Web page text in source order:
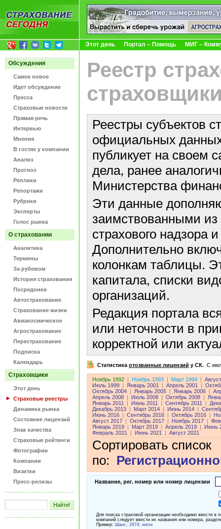
Этот день Портал – Помощь МИГ –
Обсуждения
Самое новое
Идет обсуждение
Пресса
Страховые новости
Прямая речь
Интервью
Мнения
В гостях у компании
Анализ
Прогноз
Реплики
Репортажи
Рубрики
Эксперты
Голос рынка
О страховании
Аналитика
Термины
За рубежом
История страхования
Посредники
Автострахование
Страхование жизни
Авиакосмическое
Агрострахование
Перестрахование
Подписка
Календарь
Страховщики
Этот день
Страховые реестры
Динамика рынка
Состояние лицензий
Знак качества
Страховые рейтинги
Фотографии
Компании
Визитки
Пресс-релизы
Реестр
Реестры субъектов
официальных данных
публикует на своем
дела, ранее
Министерства
Эти данные
заимствованными
страхового надзора
Дополнительно
колонкам таблицы.
капитала, списки
организаций.
Редакция портала
или неточности в
корректной или
Статистика отозванных лицензий у СК. C
Ноябрь 1992 Ноябрь 1993 Март 1994
Июль 1999
Январь 2001 Апрель 2001
Октябрь 2004
Январь 2005 Январь 2006
Апрель 2008
Июль 2008 Октябрь 2008
Январь 2011
Июнь 2011 Сентябрь 2011
Декабрь 2013
Март 2014 Июнь 2014
Июнь 2016
Сентябрь 2016 Октябрь 2016
Август 2017
Октябрь 2017 Ноябрь 2017
Январь 2019
Март 2019 Апрель 2019
Июнь
Февраль 2021
Июнь 2021 Август 2021
Сортировать список
по:
Название, рег. номер или номер лицензии
Для поиска страховой организации необходимо ввести
компаний следует ввести их названия или номера,
Пример: Шанс; 2974; ингос